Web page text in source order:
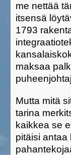
me nettää
itsensä
1793
maksaa
Mutta mitä
tarina
kaikkea se
pitäisi antaa